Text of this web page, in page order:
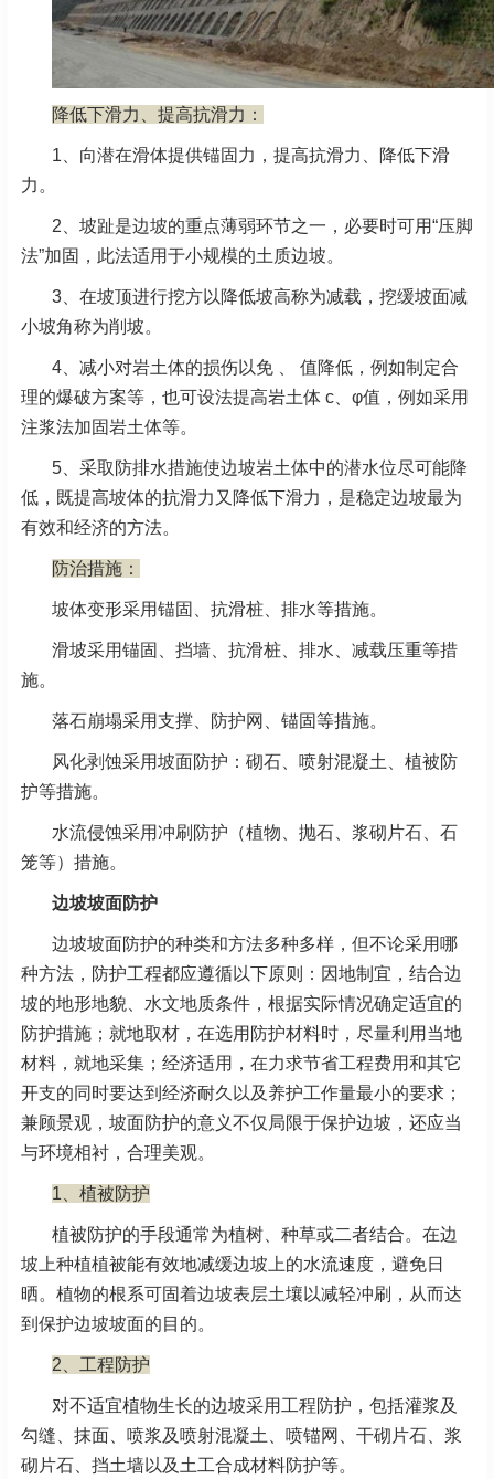
降低下滑力、提高抗滑力：
1、向潜在滑体提供锚固力，提高抗滑力、降低下滑
力。
2、坡趾是边坡的重点薄弱环节之一，必要时可用“压脚
法”加固，此法适用于小规模的土质边坡。
3、在坡顶进行挖方以降低坡高称为减载，挖缓坡面减
小坡角称为削坡。
4、减小对岩土体的损伤以免 、 值降低，例如制定合
理的爆破方案等，也可设法提高岩土体 c、φ值，例如采用
注浆法加固岩土体等。
5、采取防排水措施使边坡岩土体中的潜水位尽可能降
低，既提高坡体的抗滑力又降低下滑力，是稳定边坡最为
有效和经济的方法。
防治措施：
坡体变形采用锚固、抗滑桩、排水等措施。
滑坡采用锚固、挡墙、抗滑桩、排水、减载压重等措
施。
落石崩塌采用支撑、防护网、锚固等措施。
风化剥蚀采用坡面防护：砌石、喷射混凝土、植被防
护等措施。
水流侵蚀采用冲刷防护（植物、抛石、浆砌片石、石
笼等）措施。
边坡坡面防护
边坡坡面防护的种类和方法多种多样，但不论采用哪
种方法，防护工程都应遵循以下原则：因地制宜，结合边
坡的地形地貌、水文地质条件，根据实际情况确定适宜的
防护措施；就地取材，在选用防护材料时，尽量利用当地
材料，就地采集；经济适用，在力求节省工程费用和其它
开支的同时要达到经济耐久以及养护工作量最小的要求；
兼顾景观，坡面防护的意义不仅局限于保护边坡，还应当
与环境相衬，合理美观。
1、植被防护
植被防护的手段通常为植树、种草或二者结合。在边
坡上种植植被能有效地减缓边坡上的水流速度，避免日
晒。植物的根系可固着边坡表层土壤以减轻冲刷，从而达
到保护边坡坡面的目的。
2、工程防护
对不适宜植物生长的边坡采用工程防护，包括灌浆及
勾缝、抹面、喷浆及喷射混凝土、喷锚网、干砌片石、浆
砌片石、挡土墙以及土工合成材料防护等。